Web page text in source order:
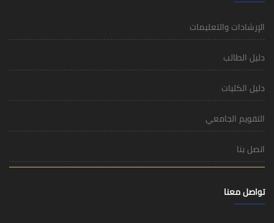
الإرشادات والتعليمات
دليل الطالب
دليل الكليات
التقويم الجامعي
اتصل بنا
تواصل معنا